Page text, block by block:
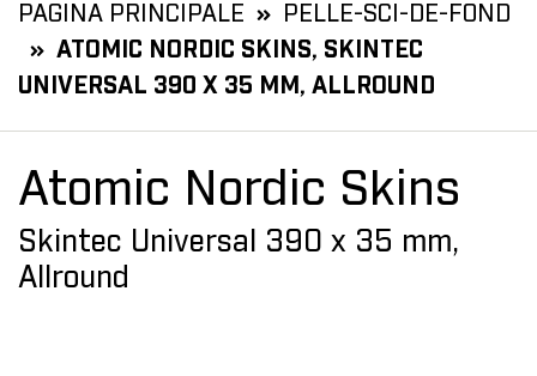
PAGINA PRINCIPALE
PELLE-SCI-DE-FOND
ATOMIC NORDIC SKINS, SKINTEC
UNIVERSAL 390 X 35 MM, ALLROUND
Atomic Nordic Skins
Skintec Universal 390 x 35 mm,
Allround